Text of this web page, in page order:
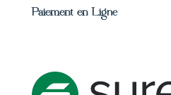
Paiement en Ligne